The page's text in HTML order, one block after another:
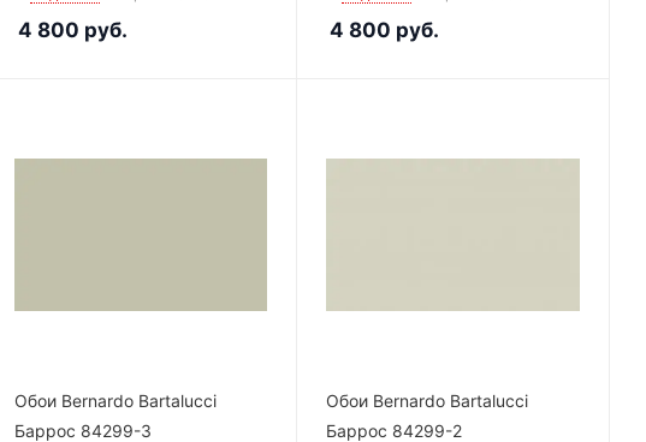
4 800 руб. 4 800 руб.
Обои Bernardo Bartalucci
Баррос 84299-3
Обои Bernardo Bartalucci
Баррос 84299-2